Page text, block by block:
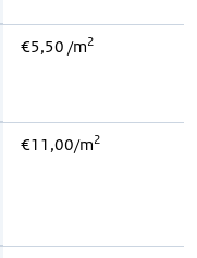
€5,50 /m2
€11,00/m2